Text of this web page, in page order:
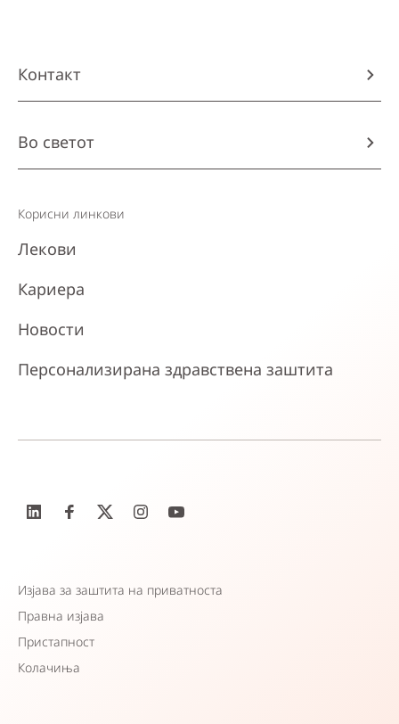
Контакт
Во светот
Корисни линкови
Лекови
Кариера
Новости
Персонализирана здравствена заштита
Изјава за заштита на приватноста
Правна изјава
Пристапност
Колачиња